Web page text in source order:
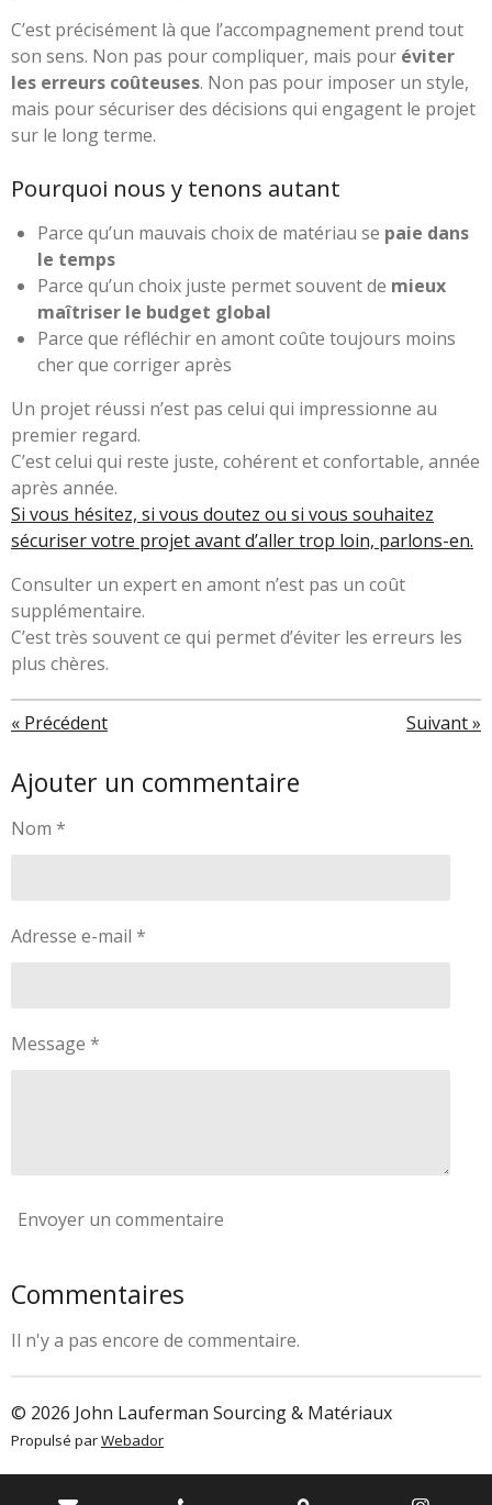
C’est précisément là que l’accompagnement prend tout
son sens. Non pas pour compliquer, mais pour éviter
les erreurs coûteuses. Non pas pour imposer un style,
mais pour sécuriser des décisions qui engagent le projet
sur le long terme.
Pourquoi nous y tenons autant
Parce qu’un mauvais choix de matériau se paie dans
le temps
Parce qu’un choix juste permet souvent de mieux
maîtriser le budget global
Parce que réfléchir en amont coûte toujours moins
cher que corriger après
Un projet réussi n’est pas celui qui impressionne au
premier regard.
C’est celui qui reste juste, cohérent et confortable, année
après année.
Si vous hésitez, si vous doutez ou si vous souhaitez
sécuriser votre projet avant d’aller trop loin, parlons-en.
Consulter un expert en amont n’est pas un coût
supplémentaire.
C’est très souvent ce qui permet d’éviter les erreurs les
plus chères.
« Précédent Suivant»
Ajouter un commentaire
Nom *
Adresse e-mail *
Message *
Envoyer un commentaire
Commentaires
Il n'y a pas encore de commentaire.
© 2026 John Lauferman Sourcing & Matériaux
Propulsé parWebador